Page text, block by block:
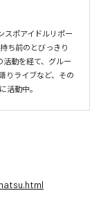
スポアイドルリポー
ち前のとびっきり
動を経て、グルー
りライブなど、その
活動中。